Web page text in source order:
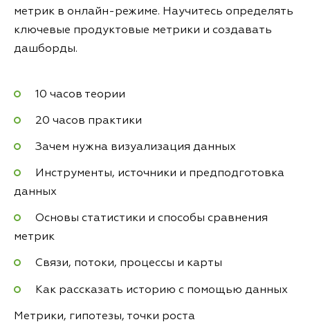
метрик в онлайн-режиме. Научитесь определять
ключевые продуктовые метрики и создавать
дашборды.
10 часов теории
20 часов практики
Зачем нужна визуализация данных
Инструменты, источники и предподготовка
данных
Основы статистики и способы сравнения
метрик
Связи, потоки, процессы и карты
Как рассказать историю с помощью данных
Метрики, гипотезы, точки роста